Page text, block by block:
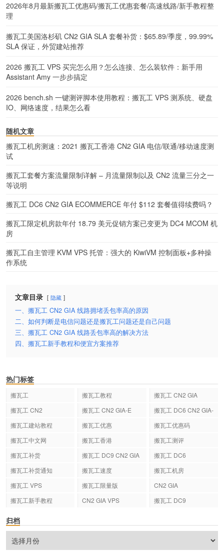
2026年8月最新搬瓦工优惠码/搬瓦工优惠套餐/高速线路/新手教程整
理
搬瓦工美国洛杉矶 CN2 GIA SLA 套餐补货：$65.89/季度，99.99%
SLA 保证，外贸建站推荐
2026 搬瓦工 VPS 买完怎么用？怎么连接、怎么装软件：新手用
Assistant Amy 一步步搞定
2026 bench.sh 一键测评脚本使用教程：搬瓦工 VPS 测系统、硬盘
IO、网络速度，结果怎么看
随机文章
搬瓦工机房测速：2021 搬瓦工香港 CN2 GIA 电信/联通/移动速度测
试
搬瓦工套餐方案流量限制详解 – 月流量限制以及 CN2 流量三分之一
等说明
搬瓦工 DC6 CN2 GIA ECOMMERCE 年付 $112 套餐值得续费吗？
搬瓦工限定机房款年付 18.79 美元促销方案已变更为 DC4 MCOM 机
房
搬瓦工自主管理 KVM VPS 托管：强大的 KiwiVM 控制面板+多种操
作系统
文章目录 隐藏
一、搬瓦工 CN2 GIA 线路拥堵丢包率高的原因
二、如何判断是电信问题还是搬瓦工问题还是自己问题
三、搬瓦工 CN2 GIA 线路丢包率高的解决方法
四、搬瓦工新手教程和便宜方案推荐
热门标签
搬瓦工 搬瓦工教程
搬瓦工 CN2 GIA
搬瓦工 CN2
搬瓦工 CN2 GIA-E
搬瓦工 DC6 CN2 GIA-
搬瓦工建站教程 搬瓦工优惠
搬瓦工优惠码
搬瓦工中文网
搬瓦工香港
搬瓦工测评
搬瓦工补货
搬瓦工 DC9 CN2 GIA
搬瓦工 DC6
搬瓦工补货通知
搬瓦工速度
搬瓦工机房
搬瓦工 VPS
搬瓦工限量版
CN2 GIA
搬瓦工新手教程
CN2 GIA VPS 搬瓦工 DC9
归档